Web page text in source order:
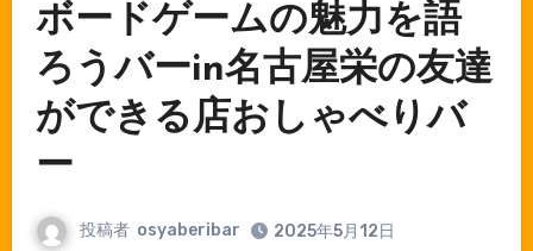
ボードゲームの魅力を語
ろうバーin名古屋栄の友達
ができる店おしゃべりバ
ー
投稿者 osyaberibar 2025年5月12日